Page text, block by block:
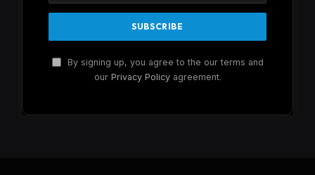
By signing up, you agree to the our terms and
our Privacy Policyagreement.